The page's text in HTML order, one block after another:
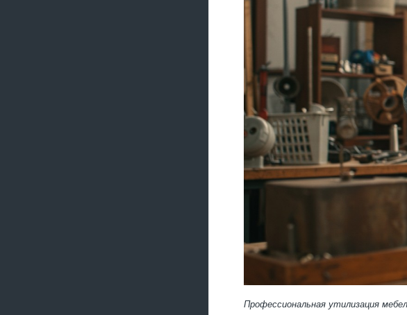
Профессиональная утилизация